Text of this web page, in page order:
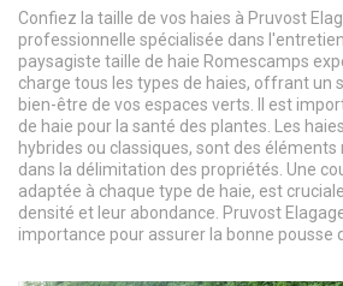
Confiez la taille de vos haies à Pruvost
professionnelle spécialisée dans
paysagiste taille de haie Romescamps
charge tous les types de haies, offrant un
bien-être de vos espaces verts. Il est
de haie pour la santé des plantes. Les
hybrides ou classiques, sont des
dans la délimitation des propriétés. Une
adaptée à chaque type de haie, est
densité et leur abondance. Pruvost
importance pour assurer la bonne pousse